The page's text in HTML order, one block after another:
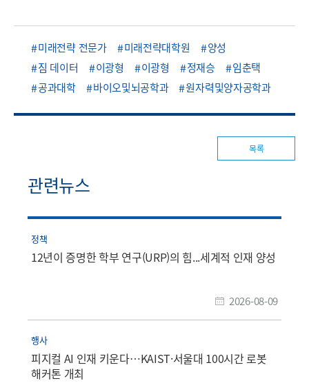
미래전략 전문가 미래전략대학원
양성
짐 데이터
이광형 이광형 정재승
임춘택
공과대학
바이오및뇌공학과 원자력및양자공학과
목록
관련뉴스
정책
12년이 증명한 학부 연구(URP)의 힘...세계적 인재 양성
2026-08-09
행사
피지컬 AI 인재 키운다…KAIST·서울대 100시간 로봇
해커톤 개최